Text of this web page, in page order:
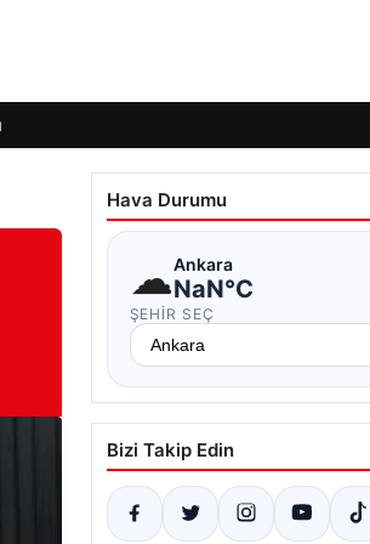
Hava Durumu
☁Ankara
NaN°C
ŞEHIR SEÇ
Bizi Takip Edin